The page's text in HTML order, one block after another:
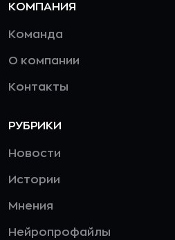
КОМПАНИЯ
Команда
О компании
Контакты
РУБРИКИ
Новости
Истории
Мнения
Нейропрофайлы